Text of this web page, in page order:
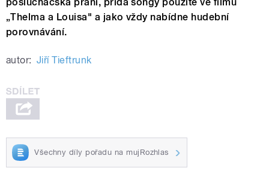
„Thelma a Louisa" a jako vždy nabídne hudební
porovnávání.
autor: Jiří Tieftrunk
Všechny díly pořadu na mujRozhlas